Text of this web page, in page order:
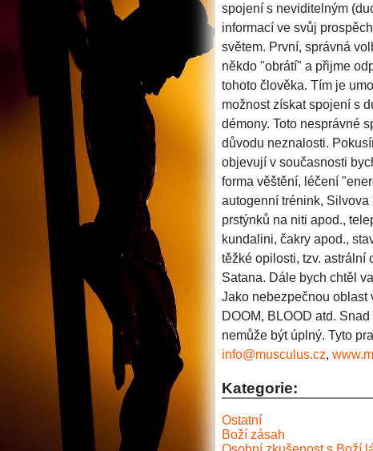
spojení s neviditelným
informací ve svůj
světem. První, správná
někdo "obrátí" a přijme
tohoto člověka. Tím je
možnost získat spojení s
démony. Toto nesprávné
důvodu neznalosti.
objevují v současnosti
forma věštění, léčení
autogenní trénink,
prstýnků na niti apod.,
kundalini, čakry apod.,
těžké opilosti, tzv. astrální
Satana. Dále bych chtěl
Jako nebezpečnou oblast
DOOM, BLOOD atd.
nemůže být úplný. Tyto
info@musculus.cz,
Kategorie:
Ostatní
Boží zásah